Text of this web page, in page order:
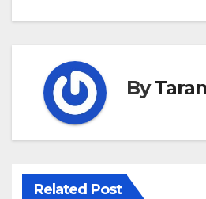
By
Related Post